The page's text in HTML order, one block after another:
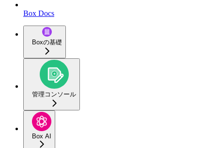
Box Docs
Boxの基礎
管理コンソール
Box AI